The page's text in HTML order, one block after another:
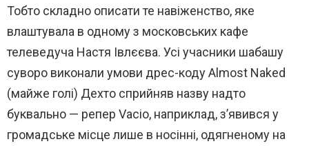
Тобто складно описати те навіженство, яке
влаштувала в одному з московських кафе
телеведуча Настя Івлєєва. Усі учасники шабашу
суворо виконали умови дрес-коду Almost Naked
(майже голі) Дехто сприйняв назву надто
буквально — репер Vacio, наприклад, з’явився у
громадське місце лише в носінні, одягненому на